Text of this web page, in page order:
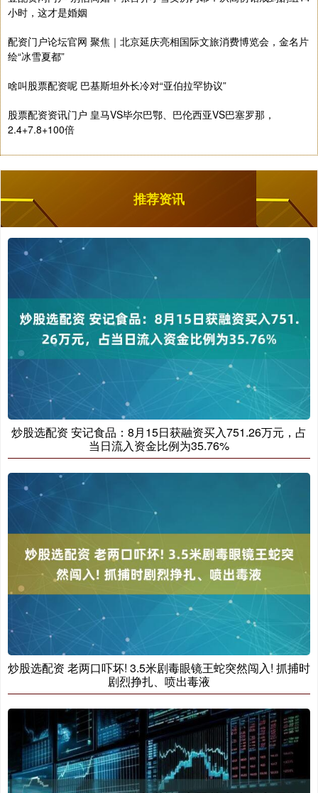
小时，这才是婚姻
配资门户论坛官网 聚焦｜北京延庆亮相国际文旅消费博览会，金名片
绘“冰雪夏都”
啥叫股票配资呢 巴基斯坦外长冷对“亚伯拉罕协议”
股票配资资讯门户 皇马VS毕尔巴鄂、巴伦西亚VS巴塞罗那，
2.4+7.8+100倍
推荐资讯
炒股选配资 安记食品：8月15日获融资买入751.26万元，占
当日流入资金比例为35.76%
炒股选配资 老两口吓坏! 3.5米剧毒眼镜王蛇突然闯入! 抓捕时
剧烈挣扎、喷出毒液